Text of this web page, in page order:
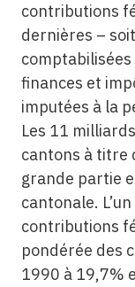
contributions
dernières –
finances et
imputées à la
Les 11
cantons à titre
grande partie
cantonale.
contributions
pondérée des
1990 à 19,7%